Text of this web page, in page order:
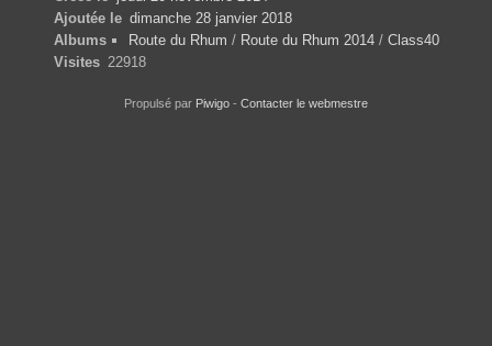
Ajoutée le dimanche 28 janvier 2018
Albums
Route du Rhum / Route du Rhum 2014/ Class40
Visites 22918
Propulsé par Piwigo - Contacter le webmestre